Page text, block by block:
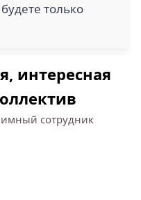
только
интересная
сотрудник